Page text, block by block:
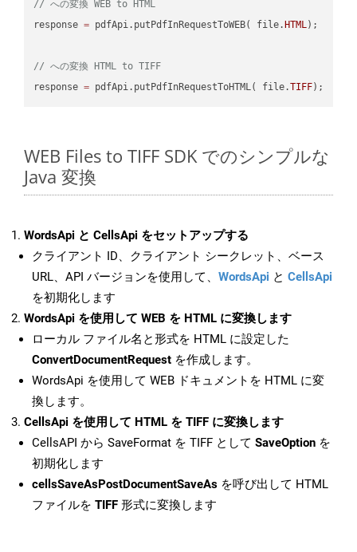
// への変換 WEB to HTML
response = pdfApi.putPdfInRequestToWEB( file. HTML);
// への変換 HTML to TIFF
response = pdfApi.putPdfInRequestToHTML( file.TIFF
WEB Files to TIFF SDK でのシンプルな
Java 変換
WordsApi と CellsApi をセットアップする
クライアント ID、クライアント シークレット、ベース
URL、API バージョンを使用して、 WordsApi と CellsApi
を初期化します
WordsApi を使用して WEB を HTML に変換します
ローカル ファイル名と形式を HTML に設定した
ConvertDocumentRequest を作成します。
WordsApi を使用して WEB ドキュメントを HTML に変
換します。
CellsApi を使用して HTML を TIFF に変換します
CellsAPI から SaveFormat を TIFF として SaveOption を
初期化します
cellsSaveAsPostDocumentSaveAs を呼び出して HTML
ファイルを TIFF 形式に変換します